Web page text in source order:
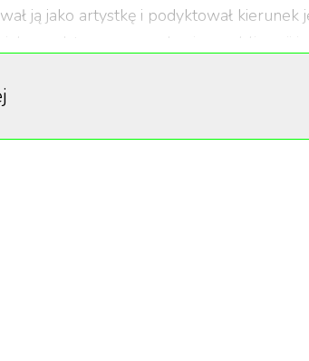
ją jako artystkę i podyktował kierunek
podstawowy mechanizm sublimacji i
doświadczenia i takich
Abramović w Albertina Modern w